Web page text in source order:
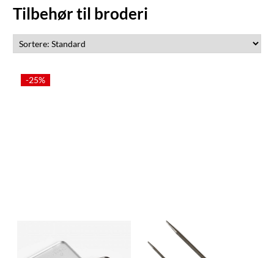
Tilbehør til broderi
-25%